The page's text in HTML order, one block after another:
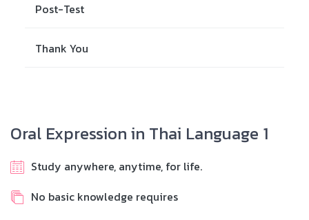
Post-Test
Thank You
Oral Expression in Thai Language 1
Study anywhere, anytime, for life.
No basic knowledge requires